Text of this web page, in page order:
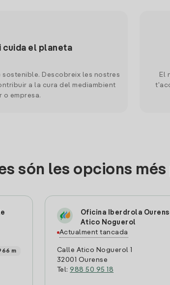
cuida el planeta
Descobreix les nostres
a la cura del mediambient
o empresa.
El
són les opcions
m
Oficina Iberdrola
Atico Noguerol
Actualment tancada
Calle Atico Noguerol 1
32001 Ourense
Tel:988 50 95 18